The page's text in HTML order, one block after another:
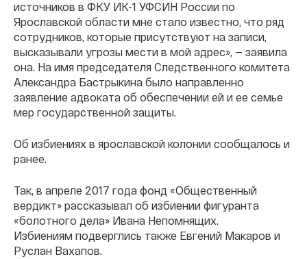
источников в ФКУ ИК-1 УФСИН России по
Ярославской области мне стало известно, что ряд
сотрудников, которые присутствуют на записи,
высказывали угрозы мести в мой адрес», — заявила
она. На имя председателя Следственного комитета
Александра Бастрыкина было направленно
заявление адвоката об обеспечении ей и ее семье
мер государственной защиты.
Об избиениях в ярославской колонии сообщалось и
ранее.
Так, в апреле 2017 года фонд «Общественный
вердикт» рассказывал об избиении фигуранта
«болотного дела» Ивана Непомнящих.
Избиениям подверглись также Евгений Макаров и
Руслан Вахапов.